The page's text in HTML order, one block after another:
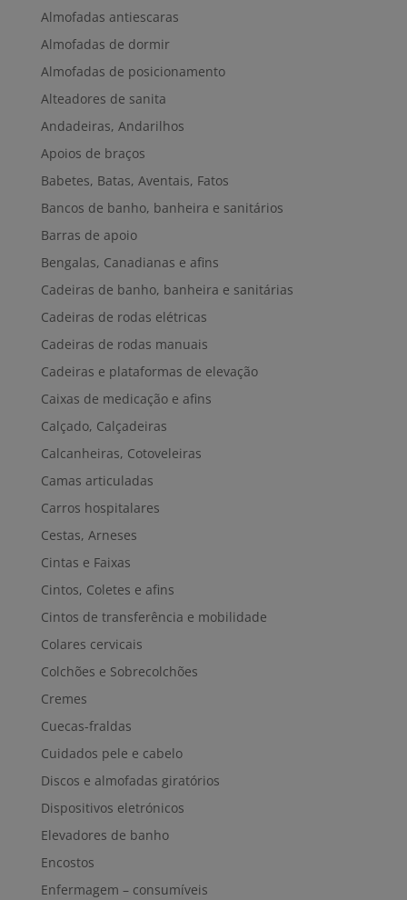
Almofadas antiescaras
Almofadas de dormir
Almofadas de posicionamento
Alteadores de sanita
Andadeiras, Andarilhos
Apoios de braços
Babetes, Batas, Aventais, Fatos
Bancos de banho, banheira e sanitários
Barras de apoio
Bengalas, Canadianas e afins
Cadeiras de banho, banheira e sanitárias
Cadeiras de rodas elétricas
Cadeiras de rodas manuais
Cadeiras e plataformas de elevação
Caixas de medicação e afins
Calçado, Calçadeiras
Calcanheiras, Cotoveleiras
Camas articuladas
Carros hospitalares
Cestas, Arneses
Cintas e Faixas
Cintos, Coletes e afins
Cintos de transferência e mobilidade
Colares cervicais
Colchões e Sobrecolchões
Cremes
Cuecas-fraldas
Cuidados pele e cabelo
Discos e almofadas giratórios
Dispositivos eletrónicos
Elevadores de banho
Encostos
Enfermagem – consumíveis